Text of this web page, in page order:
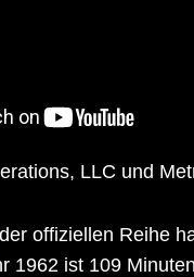
LLC und
der offiziellen Reihe
1962 ist 109